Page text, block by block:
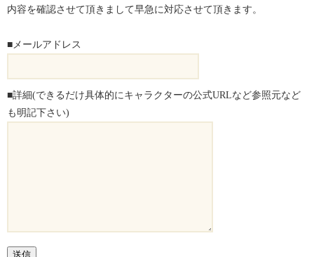
内容を確認させて頂きまして早急に対応させて頂きます。
■メールアドレス
■詳細(できるだけ具体的にキャラクターの公式URLなど参照元など
も明記下さい)